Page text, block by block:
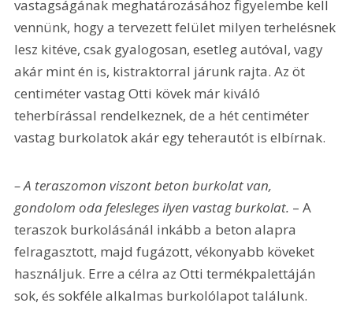
vastagságának meghatározásához figyelembe kell
vennünk, hogy a tervezett felület milyen terhelésnek
lesz kitéve, csak gyalogosan, esetleg autóval, vagy
akár mint én is, kistraktorral járunk rajta. Az öt
centiméter vastag Otti kövek már kiváló
teherbírással rendelkeznek, de a hét centiméter
vastag burkolatok akár egy teherautót is elbírnak.
– A teraszomon viszont beton burkolat van,
gondolom oda felesleges ilyen vastag burkolat. – A
teraszok burkolásánál inkább a beton alapra
felragasztott, majd fugázott, vékonyabb köveket
használjuk. Erre a célra az Otti termékpalettáján
sok, és sokféle alkalmas burkolólapot találunk.